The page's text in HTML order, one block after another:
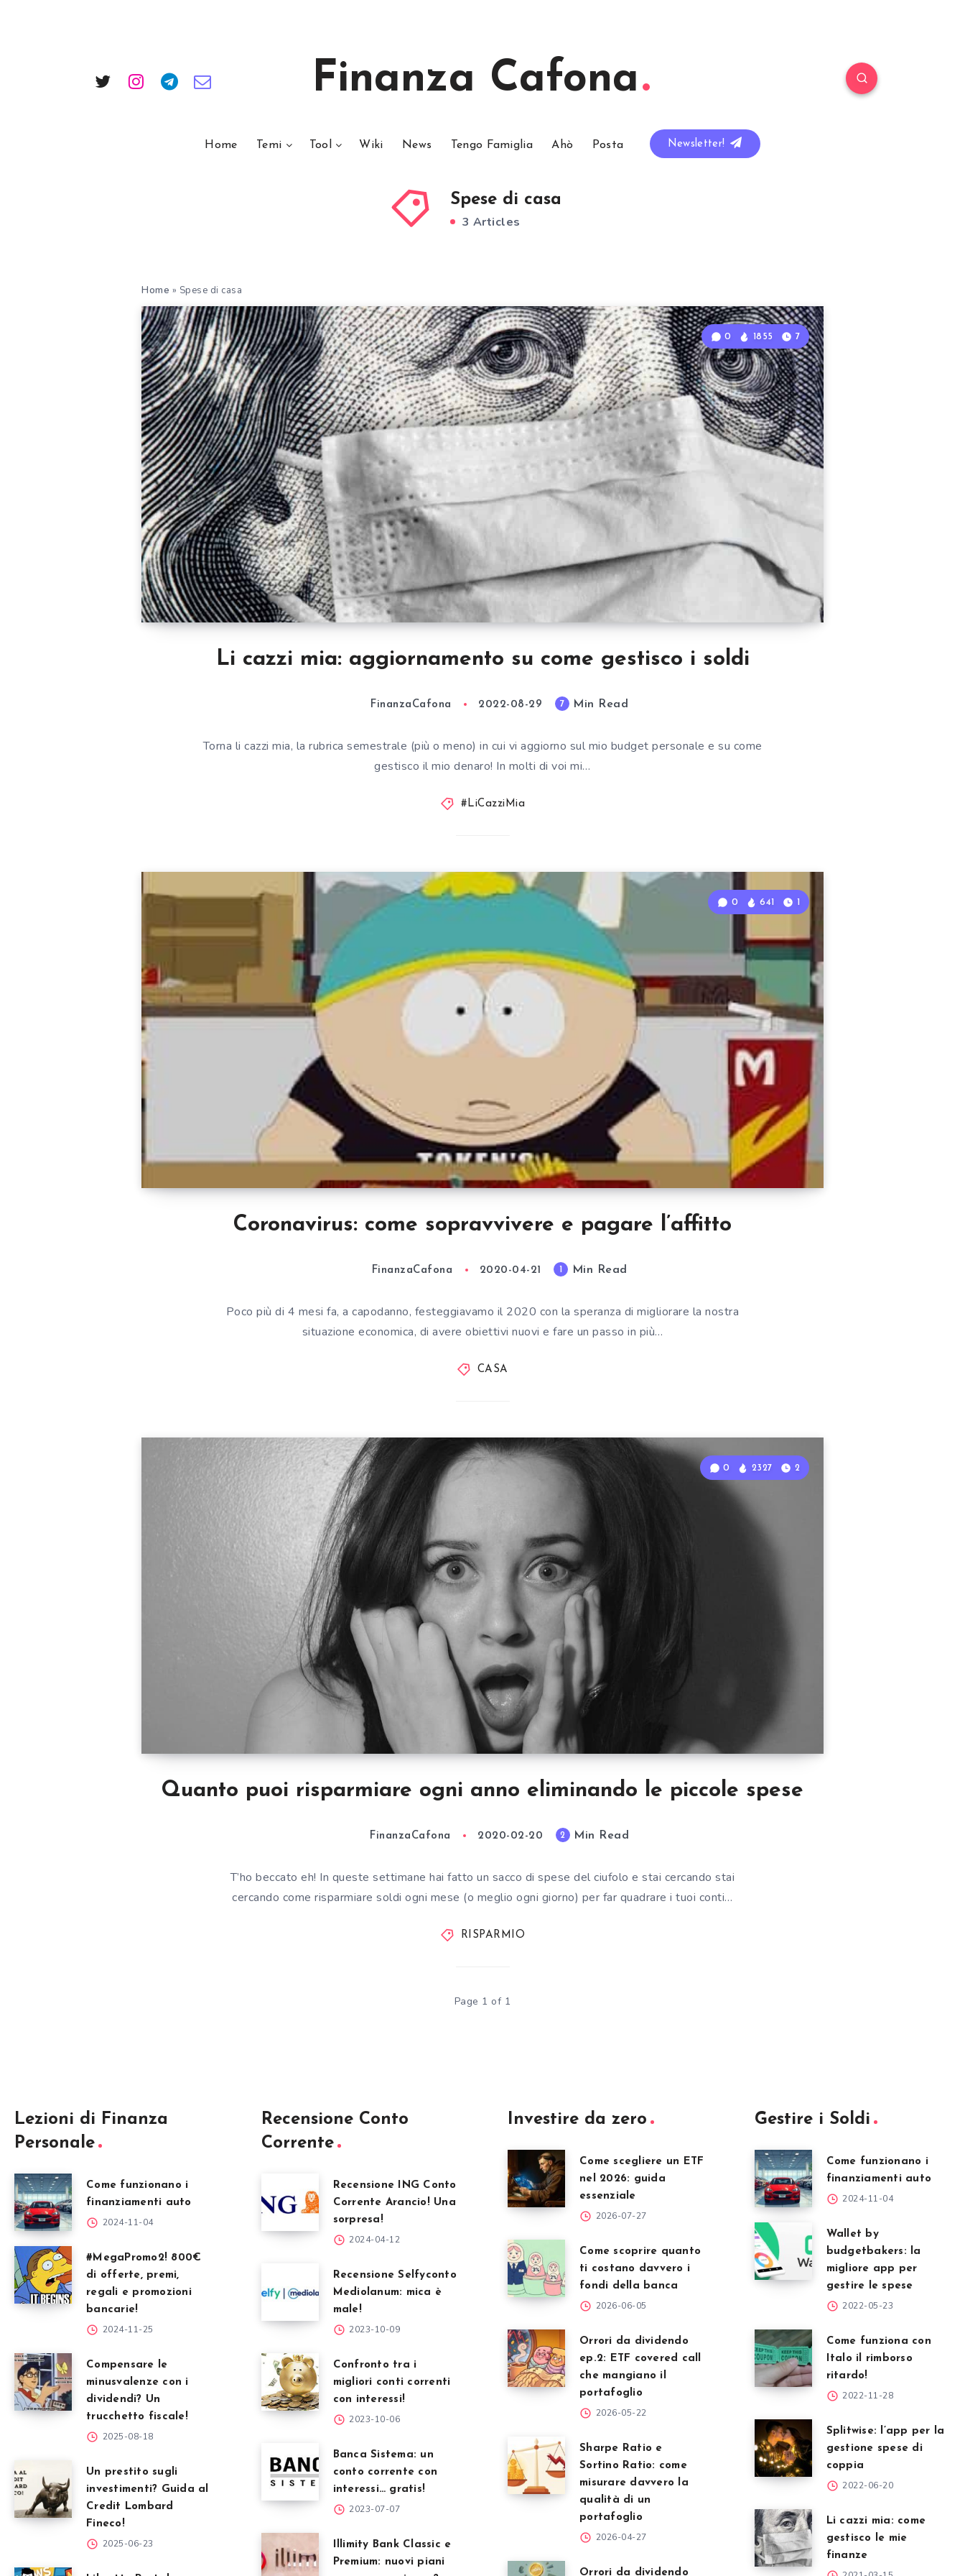
Finanza Cafona
Home Temi Tool Wiki News Tengo Famiglia Ahò Posta Newsletter!
Spese di casa
3 Articles
Home » Spese di casa
Li cazzi mia: aggiornamento su come gestisco i soldi
0 1855 7
FinanzaCafona 2022-08-29 7 Min Read
Torna li cazzi mia, la rubrica semestrale (più o meno) in cui vi aggiorno sul mio budget personale e su come
gestisco il mio denaro! In molti di voi mi…
#LiCazziMia
Coronavirus: come sopravvivere e pagare l’affitto
0 641 1
FinanzaCafona 2020-04-21 Min Read
Poco più di 4 mesi fa, a capodanno, festeggiavamo il 2020 con la speranza di migliorare la nostra
situazione economica, di avere obiettivi nuovi e fare un passo in più…
CASA
Quanto puoi risparmiare ogni anno eliminando le piccole spese
0 2327 2
FinanzaCafona 2020-02-20 2 Min Read
T’ho beccato eh! In queste settimane hai fatto un sacco di spese del ciufolo e stai cercando stai
cercando come risparmiare soldi ogni mese (o meglio ogni giorno) per far quadrare i tuoi conti…
RISPARMIO
Page 1 of 1
Lezioni di Finanza
Personale
Come funzionano i
finanziamenti auto
2024-11-04
#MegaPromo2! 800€
di offerte, premi,
regali e promozioni
bancarie!
2024-11-25
Compensare le
minusvalenze con i
dividendi? Un
trucchetto fiscale!
2025-08-18
Un prestito sugli
investimenti? Guida al
Credit Lombard
Fineco!
2025-06-23
Recensione Conto
Corrente
Recensione ING Conto
Corrente Arancio! Una
sorpresa!
2024-04-12
Recensione Selfyconto
Mediolanum: mica è
male!
2023-10-09
Confronto tra i
migliori conti correnti
con interessi!
2023-10-06
Banca Sistema: un
conto corrente con
interessi… gratis!
2023-07-07
Illimity Bank Classic e
Premium: nuovi piani
Investire da zero
Come scegliere un ETF
nel 2026: guida
essenziale
2026-07-27
Come scoprire quanto
ti costano davvero i
fondi della banca
2026-06-05
Orrori da dividendo
ep.2: ETF covered call
che mangiano il
portafoglio
2026-05-22
Sharpe Ratio e
Sortino Ratio: come
misurare davvero la
qualità di un
portafoglio
2026-04-27
Orrori da dividendo
Gestire i Soldi
Come funzionano i
finanziamenti auto
2024-11-04
Wallet by
budgetbakers: la
migliore app per
gestire le spese
2022-05-23
Come funziona con
Italo il rimborso
ritardo!
2022-11-28
Splitwise: l’app per la
gestione spese di
coppia
2022-06-20
Li cazzi mia: come
gestisco le mie
finanze